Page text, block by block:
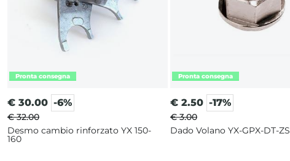
€ 30.00 -6%
€ 32.00
Desmo cambio rinforzato YX 150-
160
€ 2.50 -17%
€ 3.00
Dado Volano YX-GPX-DT-ZS